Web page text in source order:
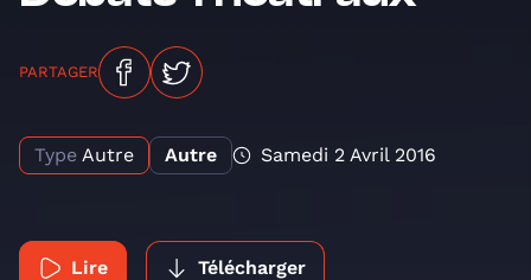
PARTAGER
Type Autre Autre Samedi 2 Avril 2016
Lire Télécharger